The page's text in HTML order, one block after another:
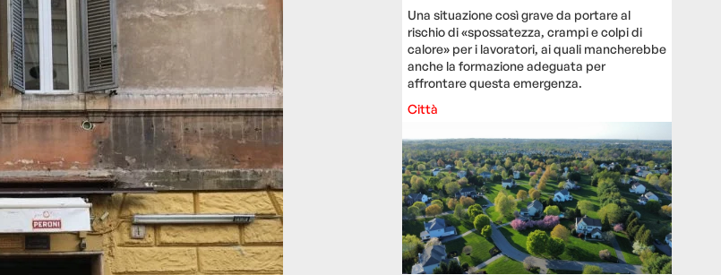
Una situazione così grave da portare al
rischio di «spossatezza, crampi e colpi di
calore» per i lavoratori, ai quali mancherebbe
anche la formazione adeguata per
affrontare questa emergenza.
Città